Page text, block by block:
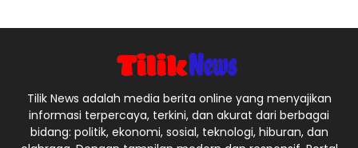
Tilik News adalah media berita online yang menyajikan
informasi terpercaya, terkini, dan akurat dari berbagai
bidang: politik, ekonomi, sosial, teknologi, hiburan, dan